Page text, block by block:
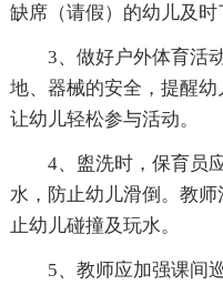
缺席（请假）的幼儿及时
3、做好户外体育活
地、器械的安全，提醒幼
让幼儿轻松参与活动。
4、盥洗时，保育员
水，防止幼儿滑倒。教
止幼儿碰撞及玩水。
5、教师应加强课间